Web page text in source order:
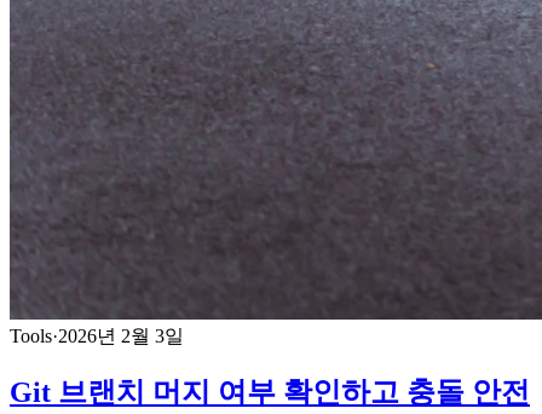
Tools·2026년 2월 3일
Git 브랜치 머지 여부 확인하고 충돌 안전